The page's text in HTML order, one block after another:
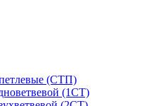
(СТП)
(1СТ)